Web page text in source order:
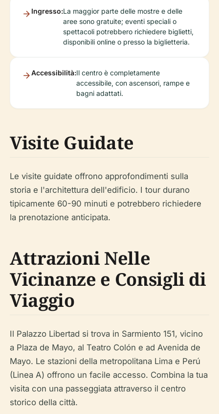
Ingresso:La maggior parte delle mostre e delle
aree sono gratuite; eventi speciali o
spettacoli potrebbero richiedere biglietti,
disponibili online o presso la biglietteria.
Accessibilità:Il centro è completamente
accessibile, con ascensori, rampe e
bagni adattati.
Visite Guidate
Le visite guidate offrono approfondimenti sulla
storia e l'architettura dell'edificio. I tour durano
tipicamente 60-90 minuti e potrebbero richiedere
la prenotazione anticipata.
Attrazioni Nelle
Vicinanze e Consigli di
Viaggio
Il Palazzo Libertad si trova in Sarmiento 151, vicino
a Plaza de Mayo, al Teatro Colón e ad Avenida de
Mayo. Le stazioni della metropolitana Lima e Perú
(Linea A) offrono un facile accesso. Combina la tua
visita con una passeggiata attraverso il centro
storico della città.